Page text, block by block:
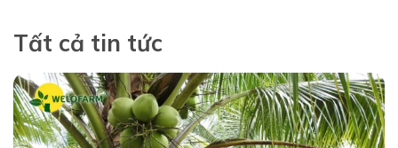
Tất cả tin tức